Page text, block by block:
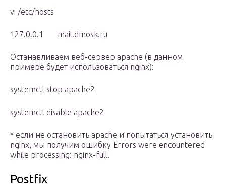
vi /etc/hosts
127.0.0.1 mail.dmosk.ru
Останавливаем веб-сервер apache (в данном
примере будет использоваться nginx):
systemctl stop apache2
systemctl disable apache2
* если не остановить apache и попытаться установить
nginx, мы получим ошибку Errors were encountered
while processing: nginx-full.
Postfix